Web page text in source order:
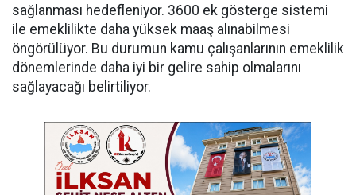
sağlanması hedefleniyor. 3600 ek gösterge sistemi
ile emeklilikte daha yüksek maaş alınabilmesi
öngörülüyor. Bu durumun kamu çalışanlarının emeklilik
dönemlerinde daha iyi bir gelire sahip olmalarını
sağlayacağı belirtiliyor.